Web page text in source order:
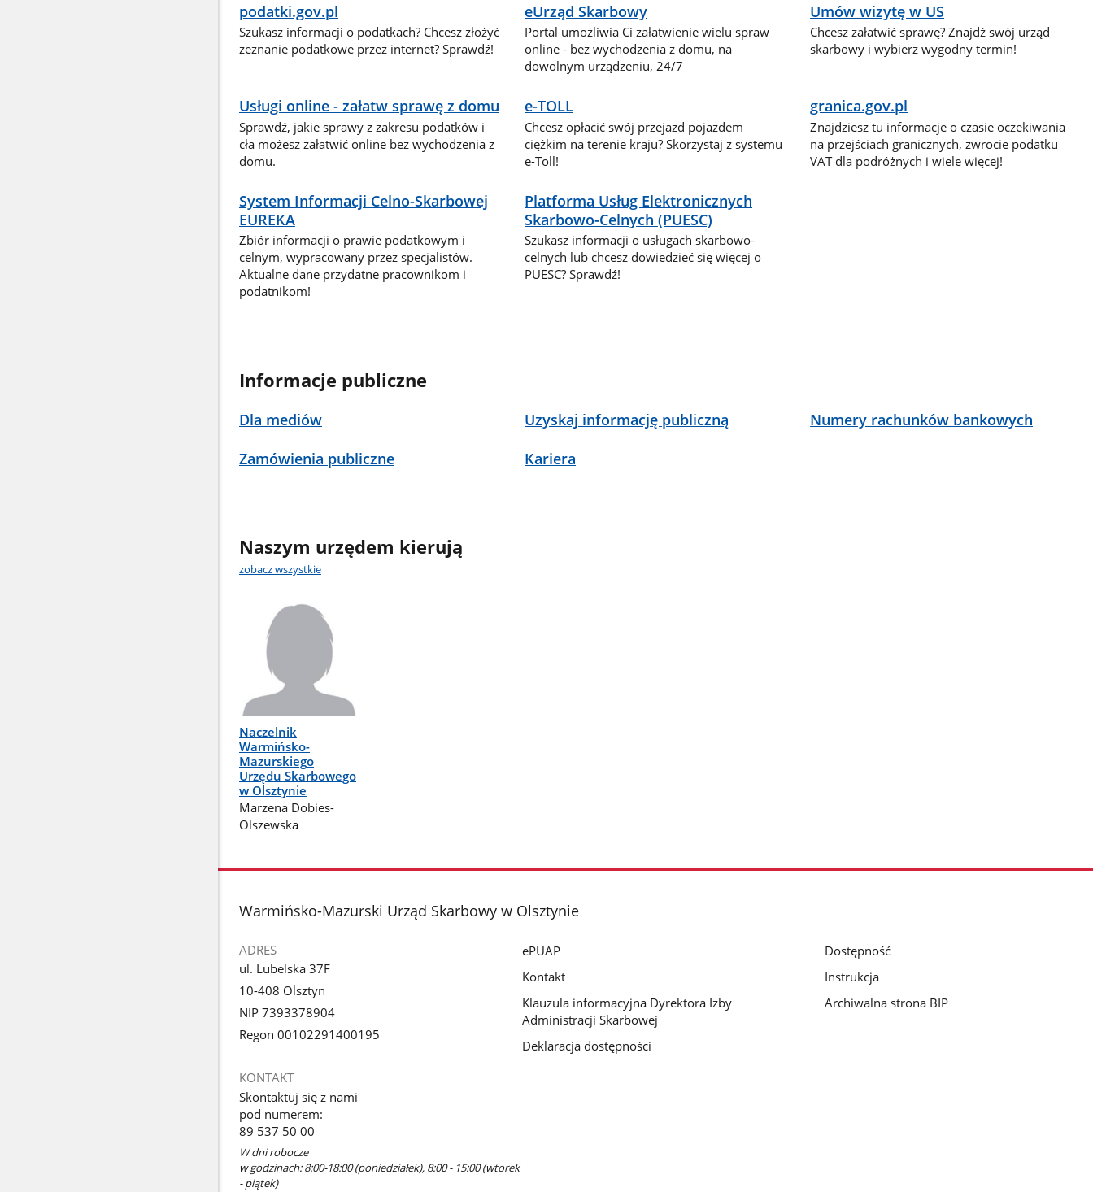
podatki.gov.pl
Szukasz informacji o podatkach? Chcesz złożyć
zeznanie podatkowe przez internet? Sprawdź!
eUrząd Skarbowy
Portal umożliwia Ci załatwienie wielu spraw
online - bez wychodzenia z domu, na
dowolnym urządzeniu, 24/7
Umów wizytę w US
Chcesz załatwić sprawę? Znajdź swój urząd
skarbowy i wybierz wygodny termin!
Usługi online - załatw sprawę z domu
Sprawdź, jakie sprawy z zakresu podatków i
cła możesz załatwić online bez wychodzenia z
domu.
e-TOLL
Chcesz opłacić swój przejazd pojazdem
ciężkim na terenie kraju? Skorzystaj z systemu
e-Toll!
granica.gov.pl
Znajdziesz tu informacje o czasie oczekiwania
na przejściach granicznych, zwrocie podatku
VAT dla podróżnych i wiele więcej!
System Informacji Celno-Skarbowej
EUREKA
Zbiór informacji o prawie podatkowym i
celnym, wypracowany przez specjalistów.
Aktualne dane przydatne pracownikom i
podatnikom!
Platforma Usług Elektronicznych
Skarbowo-Celnych (PUESC)
Szukasz informacji o usługach skarbowo-
celnych lub chcesz dowiedzieć się więcej o
PUESC? Sprawdź!
Informacje publiczne
Dla mediów Uzyskaj informację publiczną Numery rachunków bankowych
Zamówienia publiczne Kariera
Naszym urzędem kierują
zobacz wszystkie
Naczelnik
Warmińsko-
Mazurskiego
Urzędu Skarbowego
w Olsztynie
Marzena Dobies-
Olszewska
stopka
Warmińsko-Mazurski Urząd Skarbowy w Olsztynie
ADRES
ul. Lubelska 37F
10-408 Olsztyn
NIP 7393378904
Regon 00102291400195
KONTAKT
Skontaktuj się z nami
pod numerem:
89 537 50 00
W dni robocze
w godzinach: 8:00-18:00 (poniedziałek), 8:00 - 15:00 (wtorek
- piątek)
ePUAP
Kontakt
Klauzula informacyjna Dyrektora Izby
Administracji Skarbowej
Deklaracja dostępności
Dostępność
Instrukcja
Archiwalna strona BIP